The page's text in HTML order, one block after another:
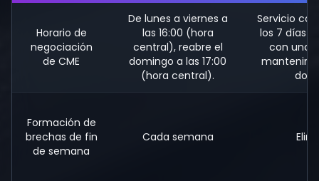
Horario de
negociación
de CME
De lunes a viernes a
las 16:00 (hora
central), reabre el
domingo a las 17:00
(hora central).
Servicio
los 7 días
con una
dos
Formación de
brechas de fin
de semana
Cada semana